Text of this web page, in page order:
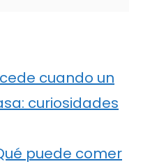
cuando un
curiosidades
puede comer